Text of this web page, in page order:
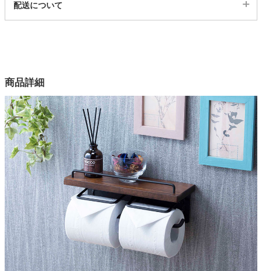
インテリア雑貨
タワー
519058
2色
木部素材
スプルース材
木部塗装
オイルステイン
スチール部塗装
粉体塗装
原産国
台湾
配送について
商品詳細